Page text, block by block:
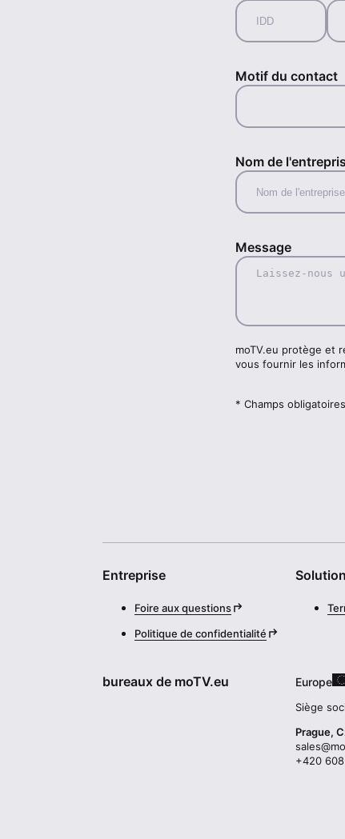
Motif du contact
Nom de
Message
moTV.eu protège et
vous fournir les
* Champs
Entreprise
Foire aux questions
Politique de confidentialité
bureaux de moTV.eu Europe
Siège
Prague,
016 855